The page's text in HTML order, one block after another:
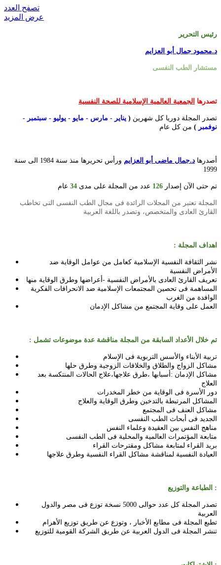
تصفح العدد
عرض المزيد
رئيس التحرير
د.محمود جمال أبو العزايم
مستشار الطب النفسى
تصدرها الجمعية العالمية الإسلامية للصحة النفسية
تصدر المجلة دوريا كل شهرين ( يناير - مارس - مايو - يوليو - سبتمبر -
نوفمبر ) من كل عام
أصدرها د.جمال ماضى أبو العزايم
ورأس تحريرها منذ سنة 1984 الى سنة
1999
تم حتى الآن إصدار 126 عدد من المجلة على مدى 34 عام
المجلة تعتبر من المجلات الرائدة فى مجال الطب النفسى التى تخاطب
القارئ العادى والمتخصص، وتصدر باللغة العربية
اهداف المجلة :
نشر الثقافة النفسية الإسلامية كعامل من عوامل الوقاية ضد
الأمراض النفسية
تعريف القارئ العادى بالأمراض النفسية -أعراضها وطرق الوقاية منها
المساهمة فى تحصين المجتمعات الإسلامية ضد الانحرافات الفكرية
الوافدة من الغرب
العمل على وقاية المجتمع من مشاكل الإدمان
تم خلال الأعداد السابقة من المجلة مناقشة عدة موضوعات تشمل :
تربية الأبناء والأسس التربوية فى الإسلام
مشاكل الزواج والطلاق والخلافات الزوجية وطرق حلها
مشاكل الإدمان :أسبابها ،طرق علاجها،علاج الحالات المنتكسة بعد
العلاج
دور الأسرة فى الوقاية من خطر المخدرات
المشاكل المرتبطة بالتدخين وطرق الوقاية والعلاج
مشاكل العنف فى المجتمع
الجديد فى أبحاث الطب النفسى
مناهج النفس بين العقيدة وعلماء النفس
متابعة المؤتمرات العالمية والمحلية فى الطب النفسى
بريد القراء لمتابعة مشاكل ومقترحات القراء
العيادة النفسية لمناقشة مشاكل القراء النفسية وطرق علاجها
الطباعة والتوزيع :
تصدر المجلة كل عدد حوالى 5000 نسخة توزع فى مصر والدول
العربية
تطبع المجلة فى مطابع الأخبار ، وتوزع عن طريق توزيع الأهرام
تنشر المجلة فى الدول العربية عن طريق الشركة القومية للتوزيع